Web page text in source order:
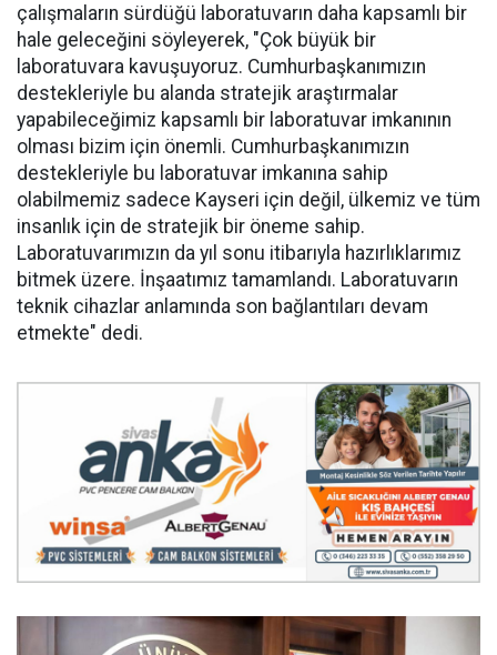
çalışmaların sürdüğü laboratuvarın daha kapsamlı bir
hale geleceğini söyleyerek, "Çok büyük bir
laboratuvara kavuşuyoruz. Cumhurbaşkanımızın
destekleriyle bu alanda stratejik araştırmalar
yapabileceğimiz kapsamlı bir laboratuvar imkanının
olması bizim için önemli. Cumhurbaşkanımızın
destekleriyle bu laboratuvar imkanına sahip
olabilmemiz sadece Kayseri için değil, ülkemiz ve tüm
insanlık için de stratejik bir öneme sahip.
Laboratuvarımızın da yıl sonu itibarıyla hazırlıklarımız
bitmek üzere. İnşaatımız tamamlandı. Laboratuvarın
teknik cihazlar anlamında son bağlantıları devam
etmekte" dedi.